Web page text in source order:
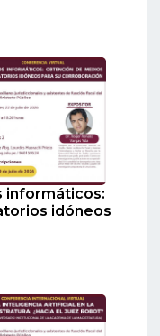
informáticos:
idóneos